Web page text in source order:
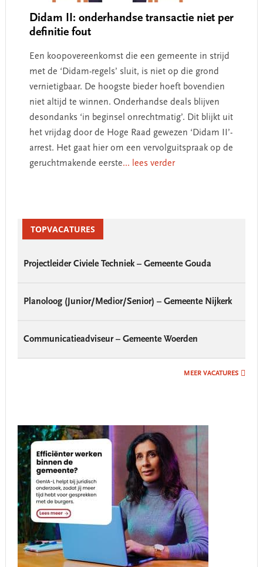
Didam II: onderhandse transactie niet per
definitie fout
Een koopovereenkomst die een gemeente in strijd
met de ‘Didam-regels’ sluit, is niet op die grond
vernietigbaar. De hoogste bieder hoeft bovendien
niet altijd te winnen. Onderhandse deals blijven
desondanks ‘in beginsel onrechtmatig’. Dit blijkt uit
het vrijdag door de Hoge Raad gewezen ‘Didam II’-
arrest. Het gaat hier om een vervolguitspraak op de
geruchtmakende eerste... lees verder
SidebarTOPVACATURES
Projectleider Civiele Techniek – Gemeente Gouda
Planoloog (Junior/Medior/Senior) – Gemeente Nijkerk
Communicatieadviseur – Gemeente Woerden
MEER VACATURES